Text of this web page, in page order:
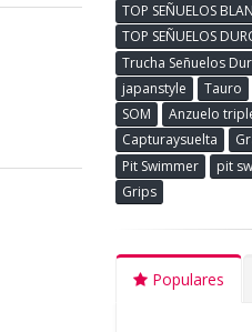
TOP SEÑUELOS
TOP SEÑUELOS
Trucha Señuelos
japanstyle
Tauro
SOM
Anzuelo
Capturaysuelta
Pit Swimmer
pit
Grips
Populares